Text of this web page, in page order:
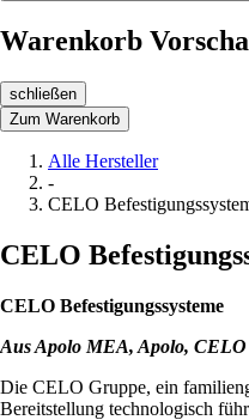
Warenkorb
schließen
Zum Warenkorb
Alle Hersteller
-
CELO
CELO
CELO Befestigungssysteme
Aus Apolo MEA, Apolo,
Die CELO Gruppe, ein
Bereitstellung technologisch